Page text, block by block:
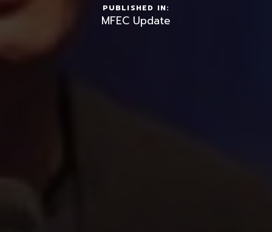
PUBLISHED IN:
MFEC Update